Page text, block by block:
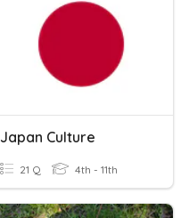
Japan Culture
21 Q 4th - 11th